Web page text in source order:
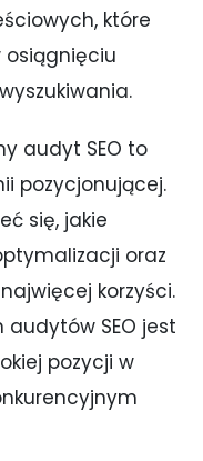
które
osiągnięciu
audyt SEO to
pozycjonującej.
się, jakie
oraz
korzyści.
SEO jest
pozycji w